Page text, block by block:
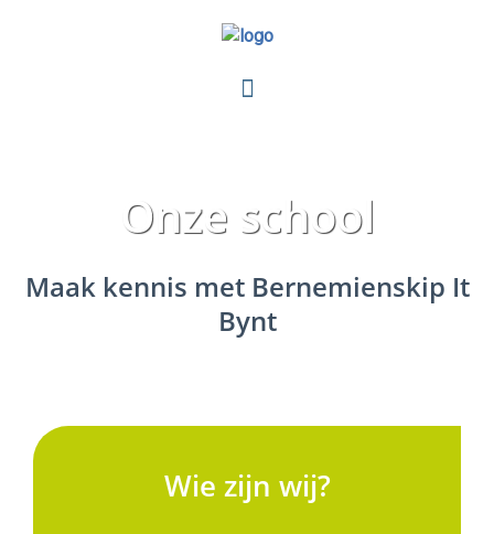
Onze school
Maak kennis met Bernemienskip It
Bynt
Wie zijn wij?